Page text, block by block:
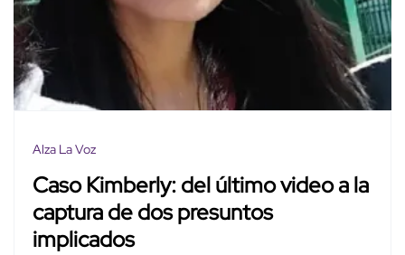
Alza La Voz
Caso Kimberly: del último video a la
captura de dos presuntos
implicados